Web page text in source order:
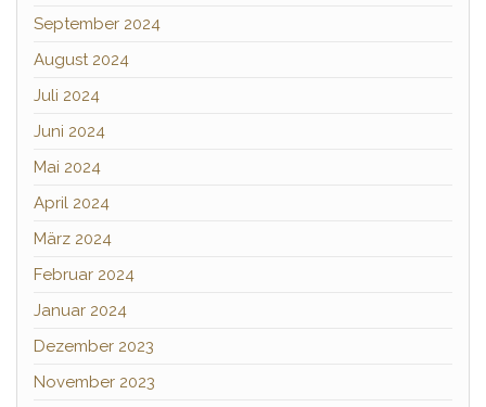
September 2024
August 2024
Juli 2024
Juni 2024
Mai 2024
April 2024
März 2024
Februar 2024
Januar 2024
Dezember 2023
November 2023